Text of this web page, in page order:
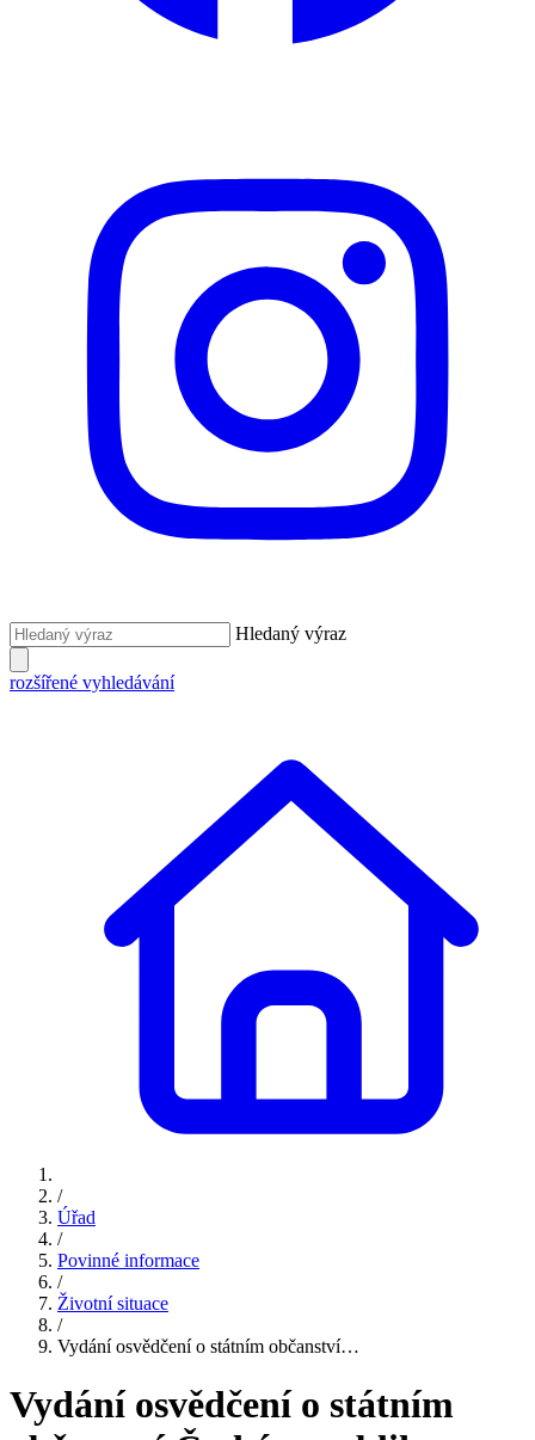
Hledaný výraz
rozšířené vyhledávání
/
Úřad
/
Povinné informace
/
Životní situace
/
Vydání osvědčení o státním občanství…
Vydání osvědčení o státním